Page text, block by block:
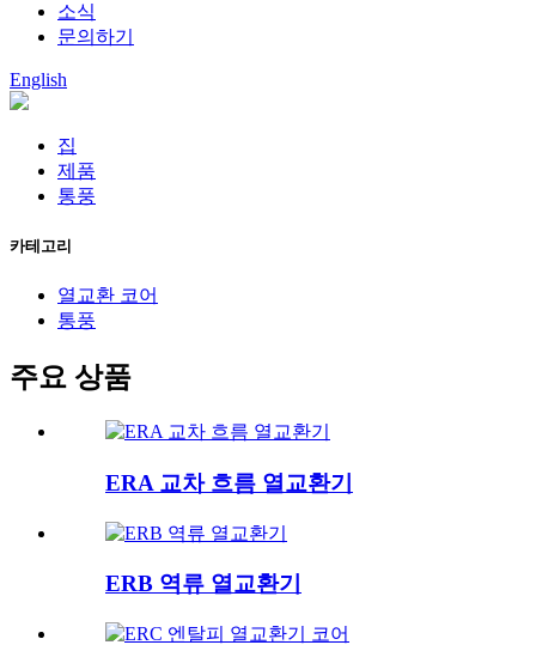
소식
문의하기
English
집
제품
통풍
카테고리
열교환 코어
통풍
주요 상품
ERA 교차 흐름 열교환기
ERB 역류 열교환기